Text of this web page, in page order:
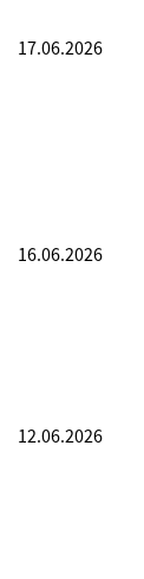
17.06.2026
16.06.2026
12.06.2026